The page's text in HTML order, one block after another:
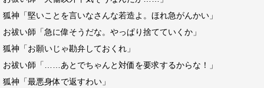
狐神「堅いことを言いなさんな若造よ。ほれ急がんかい」
お祓い師「急に偉そうだな。やっぱり捨てていくか」
狐神「お願いじゃ勘弁しておくれ」
お祓い師「……あとでちゃんと対価を要求するからな！」
狐神「最悪身体で返すわい」